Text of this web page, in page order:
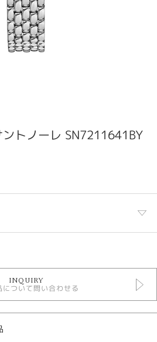
ントノーレ SN7211641BY
INQUIRY
について問い合わせる